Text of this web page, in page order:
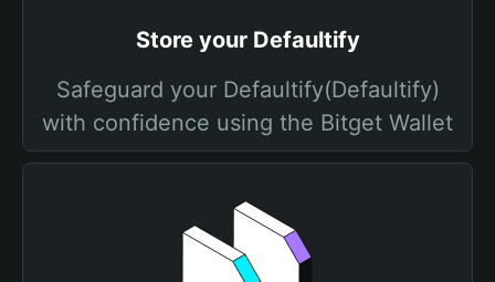
Store your Defaultify
Safeguard your Defaultify(Defaultify)
with confidence using the Bitget Wallet